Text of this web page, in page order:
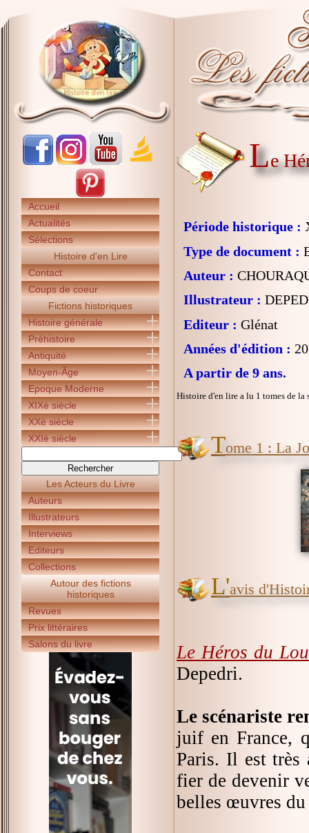
Accueil
Actualités
Sélections
Histoire d'en Lire
Contact
Coups de coeur
Fictions historiques
Histoire générale
Préhistoire
Antiquité
Moyen-Âge
Epoque Moderne
XIXè siècle
XXè siècle
XXIè siècle
Les Acteurs du Livre
Auteurs
Illustrateurs
Interviews
Editeurs
Collections
Autour des fictions
historiques
Revues
Prix littéraires
Salons du livre
Le
Période historique :
Type de document :
Auteur :
Illustrateur :
Editeur : Glénat
Années d'édition :
A partir de 9 ans.
Histoire d'en lire a lu 1 tomes de la
Tome 1 : La
L'avis
Le Héros du
Depedri.
Le scénariste
juif en France,
Paris. Il est très
fier de devenir
belles œuvres du